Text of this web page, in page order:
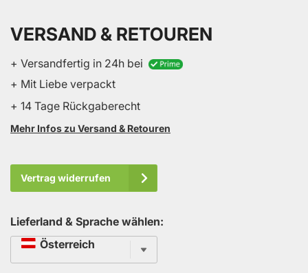
VERSAND & RETOUREN
+ Versandfertig in 24h bei
+ Mit Liebe verpackt
+ 14 Tage Rückgaberecht
Mehr Infos zu Versand & Retouren
Vertrag widerrufen
Lieferland & Sprache wählen:
SpracheÖsterreich